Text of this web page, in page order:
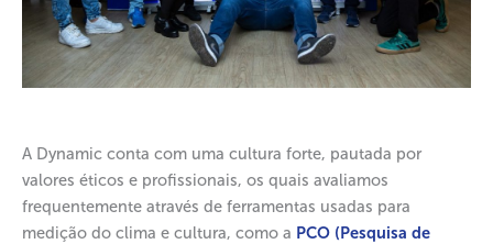
A Dynamic conta com uma cultura forte, pautada por
valores éticos e profissionais, os quais avaliamos
frequentemente através de ferramentas usadas para
medição do clima e cultura, como a PCO (Pesquisa de